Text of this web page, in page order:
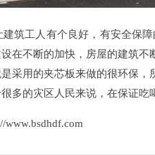
筑工人有个良好，有安全保
在不断的加快，房屋的建筑
采用的夹芯板来做的很环保
多的灾区人民来说，在保证吃
www.bsdhdf.com